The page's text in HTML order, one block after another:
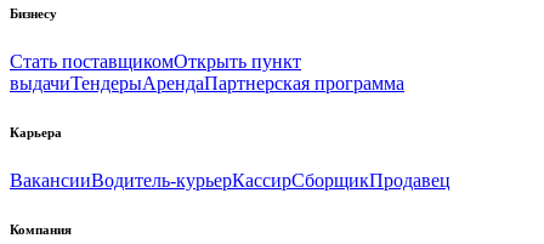
Бизнесу
Стать поставщикомОткрыть пункт
выдачиТендерыАрендаПартнерская программа
Карьера
ВакансииВодитель-курьерКассирСборщикПродавец
Компания